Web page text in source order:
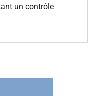
un contrôle